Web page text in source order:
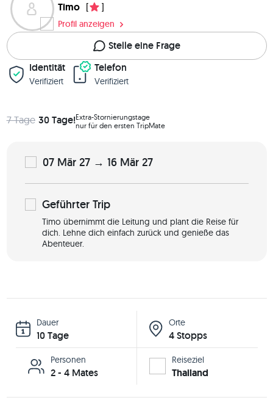
Timo [ ]
Profil anzeigen
Stelle eine Frage
Identität
Verifiziert
Telefon
Verifiziert
7 Tage 30 Tage!Extra-Stornierungstage
nur für den ersten TripMate
07 Mär 27 → 16 Mär 27
Geführter Trip
Timo übernimmt die Leitung und plant die Reise für
dich. Lehne dich einfach zurück und genieße das
Abenteuer.
Dauer
10 Tage
Orte
4 Stopps
Personen
2 - 4 Mates
Reiseziel
Thailand